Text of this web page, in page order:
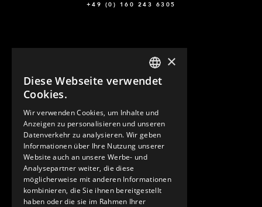
+49 (0) 160 243 6305
KONTAKT
ENGLISH
×
Diese Webseite verwendet
Cookies.
Wir verwenden Cookies, um Inhalte und
Anzeigen zu personalisieren und unseren
Datenverkehr zu analysieren. Wir geben
Informationen über Ihre Nutzung unserer
Website auch an unsere Werbe- und
Analysepartner weiter, die diese
möglicherweise mit anderen Informationen
kombinieren, die Sie ihnen bereitgestellt
haben oder die sie im Rahmen Ihrer